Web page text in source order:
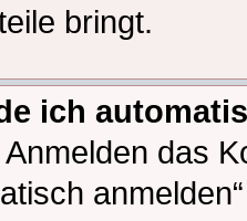
bringt.
ich
das